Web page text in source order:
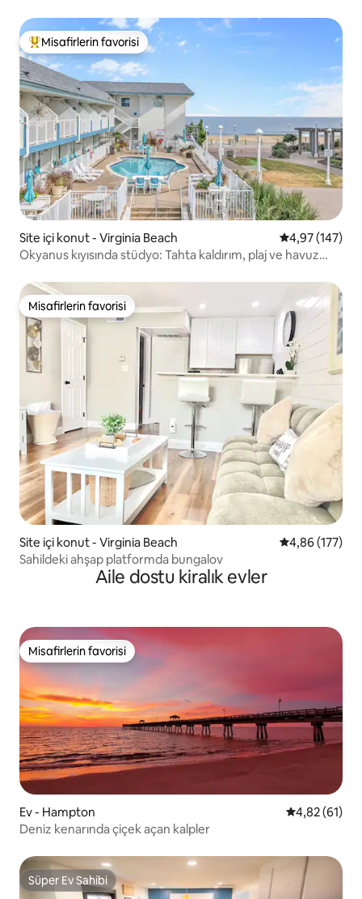
Misafirlerin favorilerinden en beğenilenler arasında
Misafirlerin favorisi
Site içi konut - Virginia Beach 5 üzerinden
4,97 (147)
Okyanus kıyısında stüdyo: Tahta kaldırım, plaj ve havuz
Misafirlerin favorisi
Misafirlerin favorisi
Site içi konut - Virginia Beach 5 üzerinden
4,86 (177)
Sahildeki ahşap platformda bungalov
Aile dostu kiralık evler
Misafirlerin favorisi
Misafirlerin favorisi
Ev - Hampton 5 üzerinden
4,82 (61)
Deniz kenarında çiçek açan kalpler
Süper Ev Sahibi
Süper Ev Sahibi